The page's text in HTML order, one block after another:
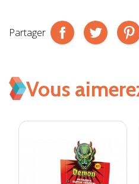
Partager
Vous